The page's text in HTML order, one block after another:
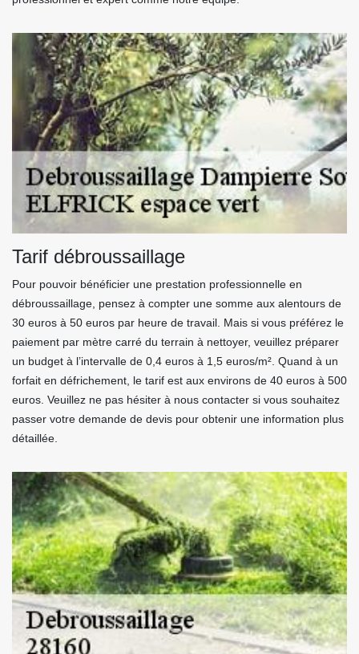
Tarif débroussaillage
Pour pouvoir bénéficier une prestation professionnelle en
débroussaillage, pensez à compter une somme aux alentours de
30 euros à 50 euros par heure de travail. Mais si vous préférez le
paiement par mètre carré du terrain à nettoyer, veuillez préparer
un budget à l’intervalle de 0,4 euros à 1,5 euros/m². Quand à un
forfait en défrichement, le tarif est aux environs de 40 euros à 500
euros. Veuillez ne pas hésiter à nous contacter si vous souhaitez
passer votre demande de devis pour obtenir une information plus
détaillée.